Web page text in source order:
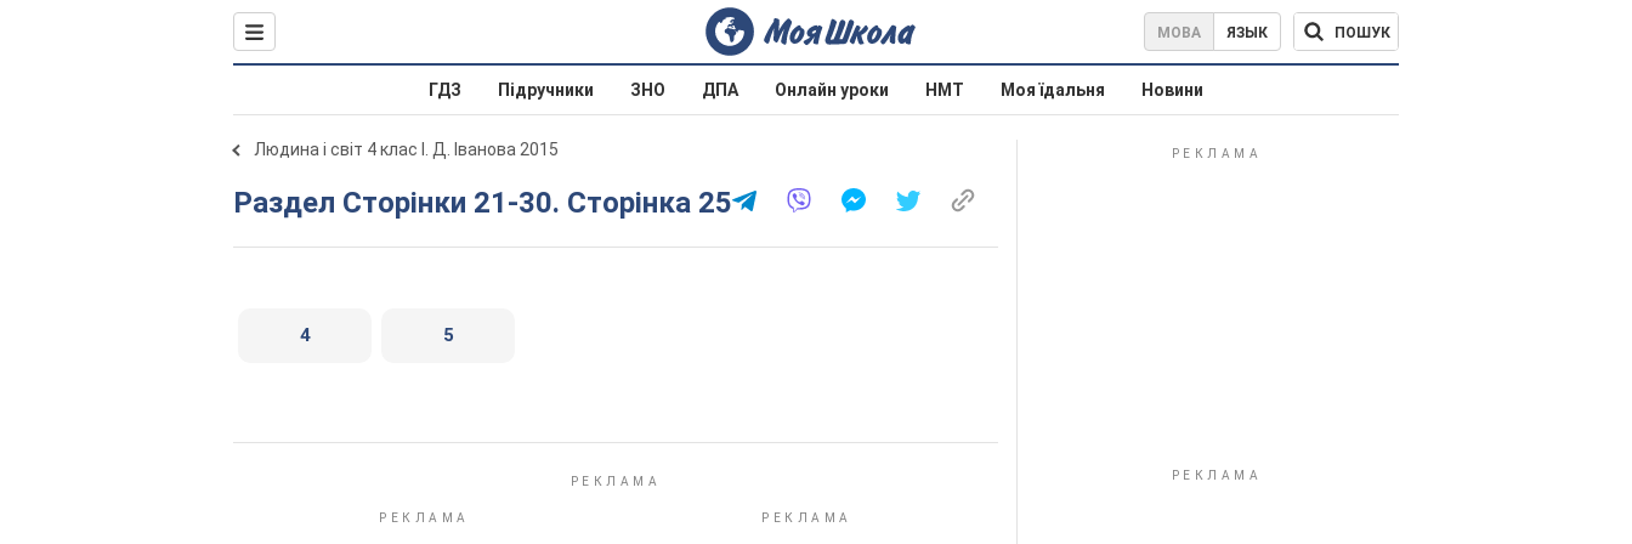
МОВА ЯЗЫК ПОШУК
ГДЗ Підручники ЗНО ДПА Онлайн уроки НМТ Моя їдальня Новини
Людина і світ 4 клас І. Д. Іванова 2015
Раздел Сторінки 21-30. Сторінка 25
4 5